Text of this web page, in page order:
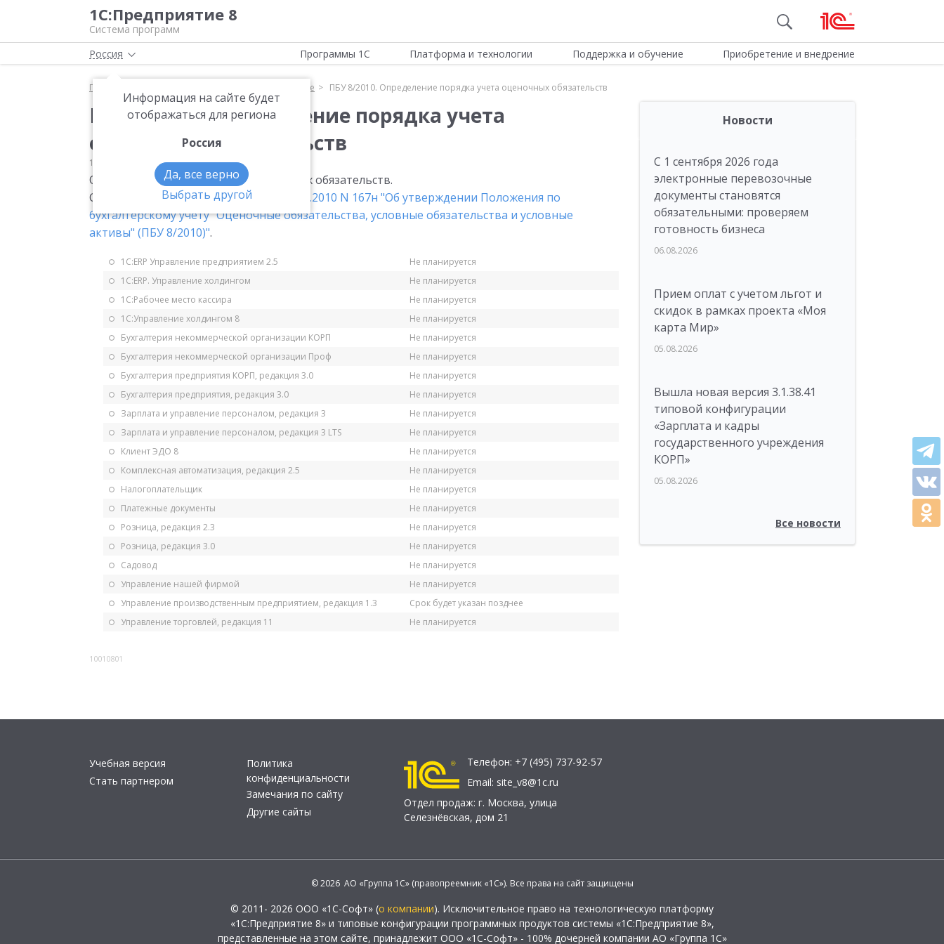
1С:Предприятие 8
Система программ
Россия
Информация на сайте будет
отображаться для региона
Россия
Да, все верно
Выбрать другой
Программы 1С Платформа и технологии Поддержка и обучение Приобретение и внедрение
Главная Прочее ПБУ 8/2010. Определение порядка учета оценочных обязательств
ПБУ 8/2010. Определение порядка учета
оценочных обязательств
11.08.2011 Прочее
Определение порядка учета оценочных обязательств.
См.
Приказ Минфина РФ от 13.12.2010 N 167н "Об утверждении Положения по
бухгалтерскому учету "Оценочные обязательства, условные обязательства и условные
активы" (ПБУ 8/2010)".
1С:ERP Управление предприятием 2.5
Не планируется
1С:ERP. Управление холдингом
Не планируется
1С:Рабочее место кассира
Не планируется
1С:Управление холдингом 8
Не планируется
Бухгалтерия некоммерческой организации КОРП
Не планируется
Бухгалтерия некоммерческой организации Проф
Не планируется
Бухгалтерия предприятия КОРП, редакция 3.0
Не планируется
Бухгалтерия предприятия, редакция 3.0
Не планируется
Зарплата и управление персоналом, редакция 3
Не планируется
Зарплата и управление персоналом, редакция 3 LTS
Не планируется
Клиент ЭДО 8
Не планируется
Комплексная автоматизация, редакция 2.5
Не планируется
Налогоплательщик
Не планируется
Платежные документы
Не планируется
Розница, редакция 2.3
Не планируется
Розница, редакция 3.0
Не планируется
Садовод
Не планируется
Управление нашей фирмой
Не планируется
Управление производственным предприятием, редакция 1.3
Срок будет указан позднее
Управление торговлей, редакция 11
Не планируется
10010801
Новости
С 1 сентября 2026 года
электронные перевозочные
документы становятся
обязательными: проверяем
готовность бизнеса
06.08.2026
Прием оплат с учетом льгот и
скидок в рамках проекта «Моя
карта Мир»
05.08.2026
Вышла новая версия 3.1.38.41
типовой конфигурации
«Зарплата и кадры
государственного учреждения
КОРП»
05.08.2026
Все новости
Учебная версия
Стать партнером
Политика
конфиденциальности
Замечания по сайту
Другие сайты
Телефон: +7 (495) 737-92-57
Email: site_v8@1c.ru
Отдел продаж: г. Москва, улица
Селезнёвская, дом 21
© 2026 АО «Группа 1С» (правопреемник «1С»). Все права на сайт защищены
© 2011- 2026 ООО «1С-Софт» (о компании). Исключительное право на технологическую платформу
«1С:Предприятие 8» и типовые конфигурации программных продуктов системы «1С:Предприятие 8»,
представленные на этом сайте, принадлежит ООО «1С-Софт» - 100% дочерней компании АО «Группа 1С»